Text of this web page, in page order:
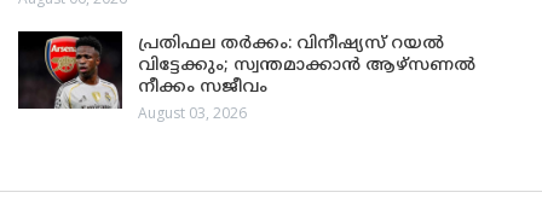
പ്രതിഫല തർക്കം: വിനീഷ്യസ് റയൽ
വിട്ടേക്കും; സ്വന്തമാക്കാൻ ആഴ്സണൽ
നീക്കം സജീവം
August 03, 2026